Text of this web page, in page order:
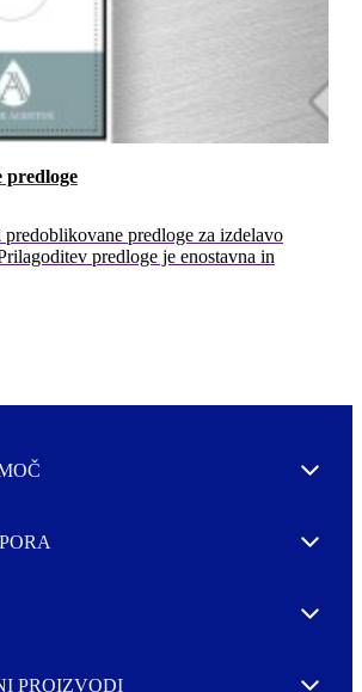
predloge
predoblikovane predloge za izdelavo
predloge je enostavna in
Expand
Expand
Expand
PROIZVODI